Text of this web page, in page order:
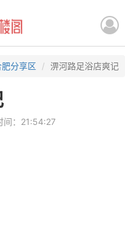
肥分享区 淠河路足浴店爽记
间：21:54:27